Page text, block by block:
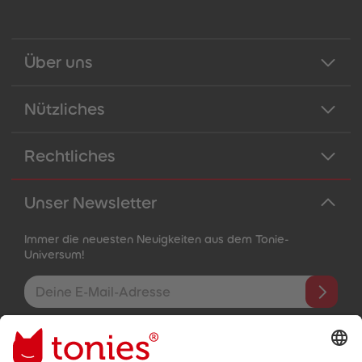
Über uns
Nützliches
Rechtliches
Unser Newsletter
Immer die neuesten Neuigkeiten aus dem Tonie-
Universum!
E-Mail-Addresse
Mit dem Absenden abonnierst du unseren E-Mail-Newsletter, der
auf den von dir bereitgestellten Informationen (z.B. Account-
informationen) und den von dir zu Werbezwecken bereitgestellten